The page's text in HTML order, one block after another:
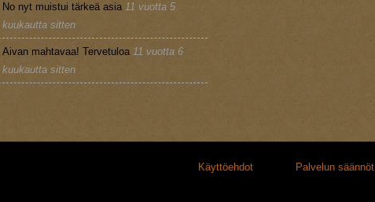
No nyt muistui tärkeä asia 11 vuotta 5
kuukautta sitten
Aivan mahtavaa! Tervetuloa 11 vuotta 6
kuukautta sitten
Käyttöehdot Palvelun säännöt